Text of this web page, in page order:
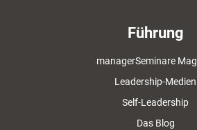
Führung
managerSeminare
Leadership-Medien
Self-Leadership
Das Blog